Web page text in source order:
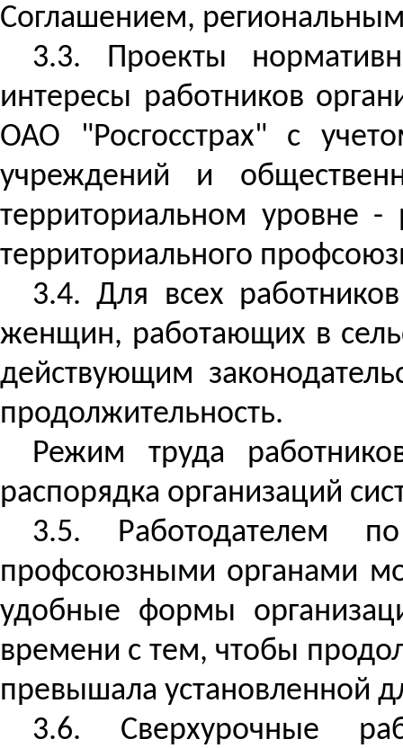
Соглашением,
3.3. Проекты
интересы работников
ОАО "Росгосстрах" с
учреждений и
территориальном уровне -
территориального
3.4. Для всех
женщин, работающих в
действующим
продолжительность.
Режим труда
распорядка организаций
3.5. Работодателем
профсоюзными органами
удобные формы
времени с тем, чтобы
превышала установленной
3.6. Сверхурочные